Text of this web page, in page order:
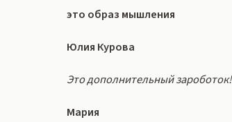
это образ мышления
Юлия Курова
Это дополнительный
Мария